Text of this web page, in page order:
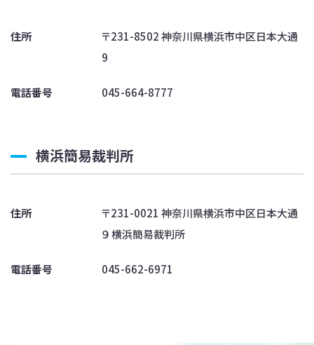
住所
〒231-8502 神奈川県横浜市中区日本大通
9
電話番号 045-664-8777
横浜簡易裁判所
住所
〒231-0021 神奈川県横浜市中区日本大通
９ 横浜簡易裁判所
電話番号 045-662-6971